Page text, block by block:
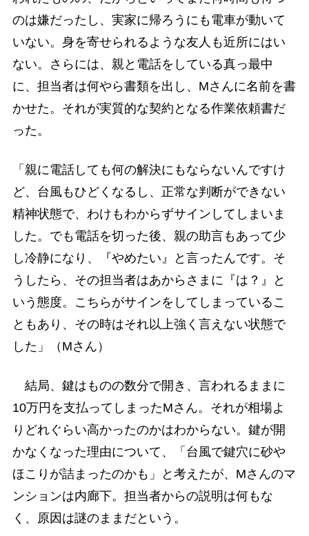
のは嫌だったし、実家に帰ろうにも電車が動いて
いない。身を寄せられるような友人も近所にはい
ない。さらには、親と電話をしている真っ最中
に、担当者は何やら書類を出し、Mさんに名前を書
かせた。それが実質的な契約となる作業依頼書だ
った。
「親に電話しても何の解決にもならないんですけ
ど、台風もひどくなるし、正常な判断ができない
精神状態で、わけもわからずサインしてしまいま
した。でも電話を切った後、親の助言もあって少
し冷静になり、『やめたい』と言ったんです。そ
うしたら、その担当者はあからさまに『は？』と
いう態度。こちらがサインをしてしまっているこ
ともあり、その時はそれ以上強く言えない状態で
した」（Mさん）
結局、鍵はものの数分で開き、言われるままに
10万円を支払ってしまったMさん。それが相場よ
りどれぐらい高かったのかはわからない。鍵が開
かなくなった理由について、「台風で鍵穴に砂や
ほこりが詰まったのかも」と考えたが、Mさんのマ
ンションは内廊下。担当者からの説明は何もな
く、原因は謎のままだという。